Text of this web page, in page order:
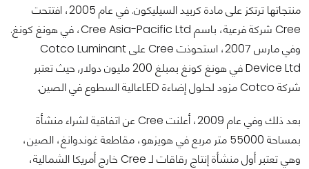
منتجاتها ترتكز على مادة كربيد السيليكون.
في عام 2005، افتتحت
Cree شركة فرعية، باسم Cree Asia-Pacific Ltd، في هونغ كونغ.
وفي مارس 2007، استحوذت Cree على Cotco Luminant
Device Ltd في هونغ كونغ بمبلغ 200 مليون دولار, حيث تعتبر
شركة Cotco مزود لحلول إضاءة LEDعالية السطوع في الصين.
بعد ذلك وفي عام 2009، أعلنت Cree عن اتفاقية لشراء منشأة
بمساحة 55000 متر مربع في هويزهو، مقاطعة غوندوانغ، الصين،
وهي تعتبر أول منشأة إنتاج رقاقات لـ Cree خارج أمريكا الشمالية،